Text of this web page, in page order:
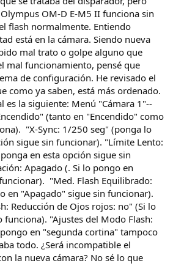
OM-D E-M5 II funciona sin
flash normalmente. Entiendo
está en la cámara. Siendo nueva
mal trato o golpe alguno que
mal funcionamiento, pensé que
de configuración. He revisado el
como ya saben, está más ordenado.
es la siguiente: Menú "Cámara 1"--
(tanto en "Encendido" como
"X-Sync: 1/250 seg" (ponga lo
sigue sin funcionar). "Límite Lento:
en esta opción sigue sin
Apagado (. Si lo pongo en
"Med. Flash Equilibrado:
en "Apagado" sigue sin funcionar).
Reducción de Ojos rojos: no" (Si lo
"Ajustes del Modo Flash:
en "segunda cortina" tampoco
todo. ¿Será incompatible el
la nueva cámara? No sé lo que